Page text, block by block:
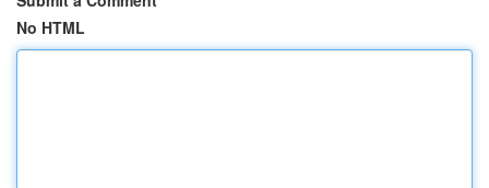
No HTML